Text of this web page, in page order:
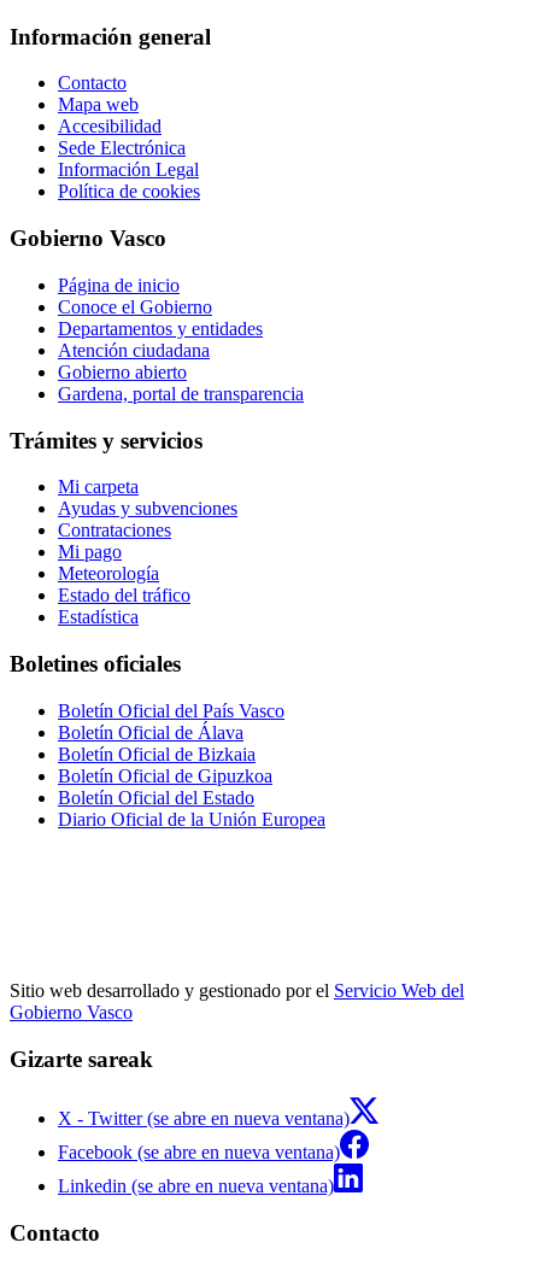
Información general
Contacto
Mapa web
Accesibilidad
Sede Electrónica
Información Legal
Política de cookies
Gobierno Vasco
Página de inicio
Conoce el Gobierno
Departamentos y entidades
Atención ciudadana
Gobierno abierto
Gardena, portal de transparencia
Trámites y servicios
Mi carpeta
Ayudas y subvenciones
Contrataciones
Mi pago
Meteorología
Estado del tráfico
Estadística
Boletines oficiales
Boletín Oficial del País Vasco
Boletín Oficial de Álava
Boletín Oficial de Bizkaia
Boletín Oficial de Gipuzkoa
Boletín Oficial del Estado
Diario Oficial de la Unión Europea
Sitio web desarrollado y gestionado por el Servicio Web del
Gobierno Vasco
Gizarte sareak
X - Twitter (se abre en nueva ventana)
Facebook (se abre en nueva ventana)
Linkedin (se abre en nueva ventana)
Contacto